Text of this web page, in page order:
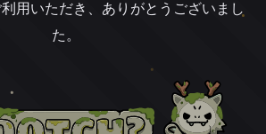
用いただき、ありがとうございまし
た。